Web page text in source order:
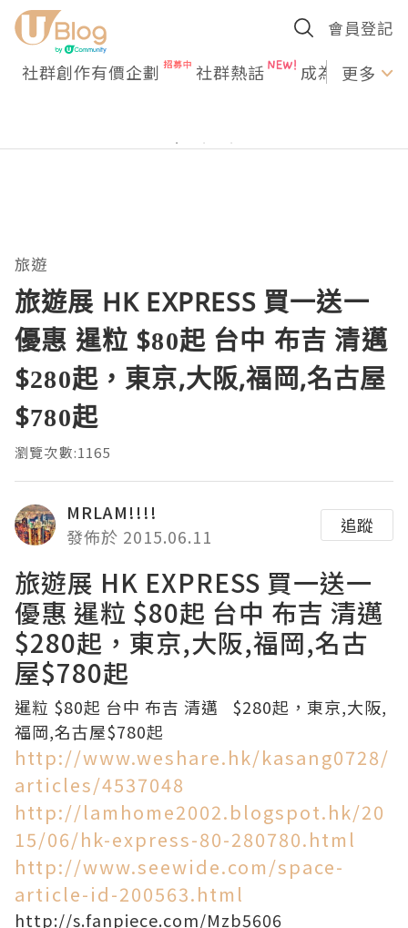
會員登記
社群創作有價企劃 社群熱話 成為U更多
旅遊
旅遊展 HK EXPRESS 買一送一
優惠 暹粒 $80起 台中 布吉 清邁
$280起，東京,大阪,福岡,名古屋
$780起
瀏覽次數:1165
MRLAM!!!!
發佈於 2015.06.11
追蹤
旅遊展 HK EXPRESS 買一送一
優惠 暹粒 $80起 台中 布吉 清邁
$280起，東京,大阪,福岡,名古
屋$780起
暹粒 $80起 台中 布吉 清邁 $280起，東京,大阪,
福岡,名古屋$780起
http://www.weshare.hk/kasang0728/
articles/4537048
http://lamhome2002.blogspot.hk/20
15/06/hk-express-80-280780.html
http://www.seewide.com/space-
article-id-200563.html
http://s.fanpiece.com/Mzb5606